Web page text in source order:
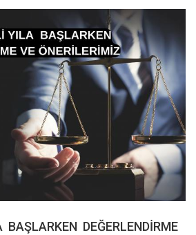
BAŞLARKEN DEĞERLENDİRME